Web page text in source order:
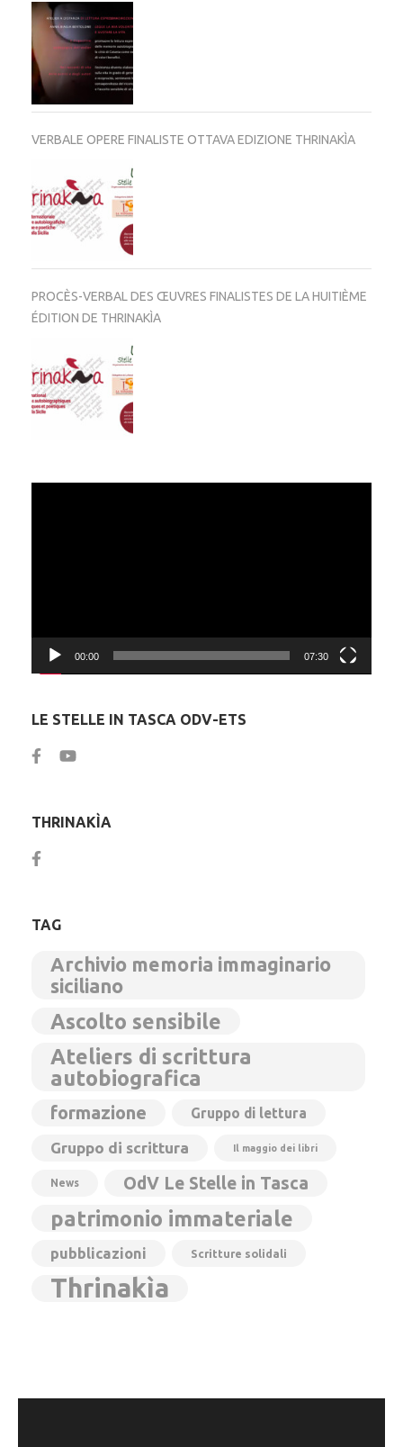
VERBALE OPERE FINALISTE OTTAVA EDIZIONE THRINAKÌA
PROCÈS-VERBAL DES ŒUVRES FINALISTES DE LA HUITIÈME
ÉDITION DE THRINAKÌA
00:00 07:30
LE STELLE IN TASCA ODV-ETS
THRINAKÌA
TAG
Archivio memoria immaginario
siciliano
Ascolto sensibile
Ateliers di scrittura
autobiografica
formazione Gruppo di lettura
Gruppo di scrittura Il maggio dei libri
News OdV Le Stelle in Tasca
patrimonio immateriale
pubblicazioni Scritture solidali
Thrinakìa